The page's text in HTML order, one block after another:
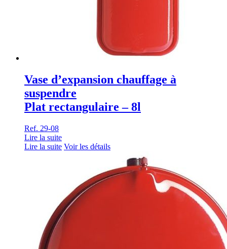
Vase d’expansion chauffage à
suspendre
Plat rectangulaire – 8l
Ref. 29-08
Lire la suite
Lire la suite Voir les détails